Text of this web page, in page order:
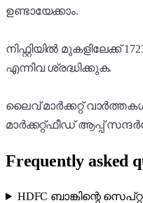
ഉണ്ടായേക്കാം.
നിഫ്റ്റിയിൽ മുകളിലേക്ക്
എന്നിവ ശ്രദ്ധിക്കുക.
ലൈവ് മാർക്കറ്റ്
മാർക്കറ്റ്ഫീഡ് ആപ്പ്
Frequently asked
HDFC ബാങ്കിന്റെ